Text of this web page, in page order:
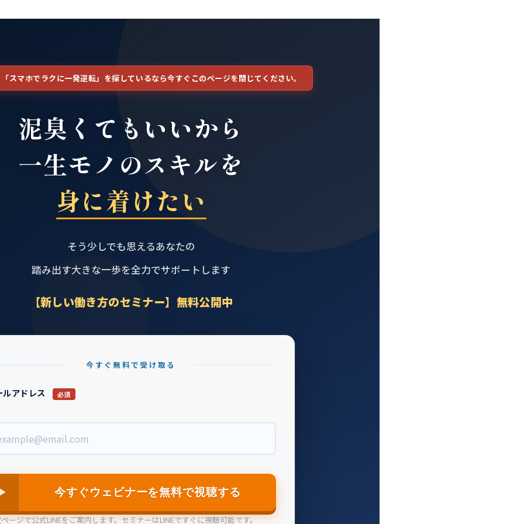
スマホでラクに一発逆転」を探しているなら今すぐこのページを閉じてください。
泥臭くてもいいから
一生モノのスキルを
身に着けたい
そう少しでも思えるあなたの
踏み出す大きな一歩を全力でサポートします
【新しい働き方のセミナー】無料公開中
今すぐ無料で受け取る
ルアドレス 必須
今すぐウェビナーを無料で視聴する
ージで公式LINEをご案内します。セミナーはLINEですぐに視聴可能です。